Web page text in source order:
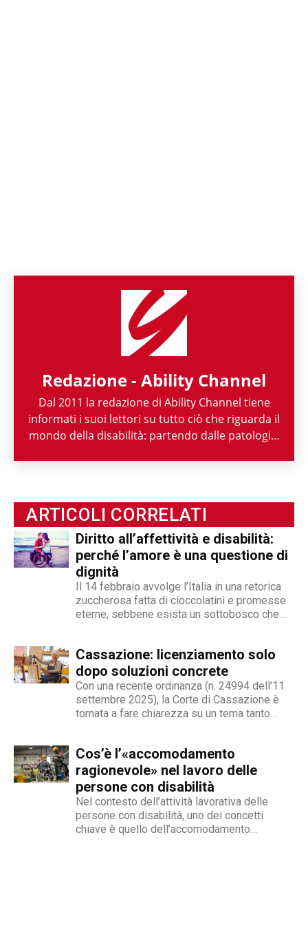
Redazione - Ability Channel
Dal 2011 la redazione di Ability Channel tiene
informati i suoi lettori su tutto ciò che riguarda il
mondo della disabilità: partendo dalle patologie,
l'approccio positivo alla disabilità, una risorsa
fondamentale della nostra società.
ARTICOLI CORRELATI
Diritto all’affettività e disabilità:
perché l’amore è una questione di
dignità
Il 14 febbraio avvolge l’Italia in una retorica
zuccherosa fatta di cioccolatini e promesse
eterne, sebbene esista un sottobosco che
un’opzione commerciale né un dato di di fatto,
ma...
Cassazione: licenziamento solo
dopo soluzioni concrete
Con una recente ordinanza (n. 24994 dell’11
settembre 2025), la Corte di Cassazione è
tornata a fare chiarezza su un tema tanto
che, a causa di una sopraggiunta disabilità,
non è più...
Cos’è l’«accomodamento
ragionevole» nel lavoro delle
persone con disabilità
Nel contesto dell’attività lavorativa delle
persone con disabilità, uno dei concetti
chiave è quello dell’accomodamento